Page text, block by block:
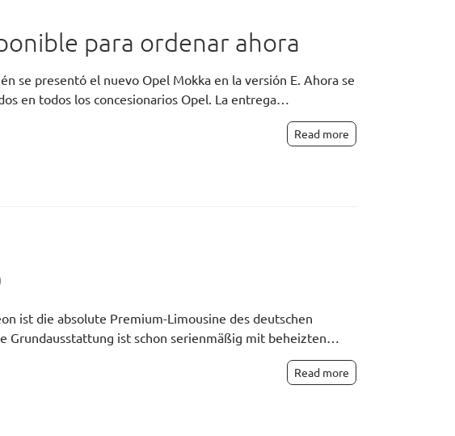
para ordenar ahora
se presentó el nuevo Opel Mokka en la versión E. Ahora se
en todos los concesionarios Opel. La entrega…
Read more
ist die absolute Premium-Limousine des deutschen
Grundausstattung ist schon serienmäßig mit beheizten…
Read more